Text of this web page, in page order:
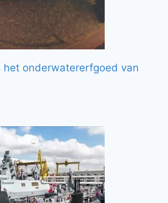
het onderwatererfgoed van